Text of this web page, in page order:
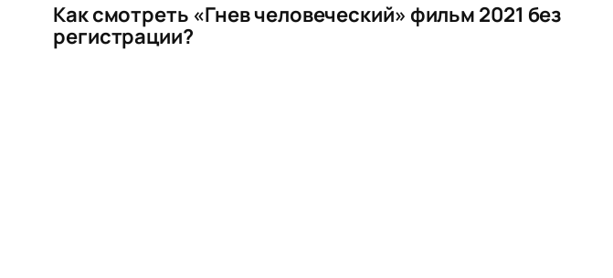
Как смотреть «Гнев человеческий» фильм 2021 без
регистрации?